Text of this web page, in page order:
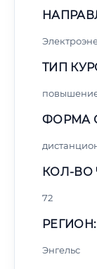
ТИП
ФОРМА
КОЛ-ВО
72
РЕГИОН:
Энгельс